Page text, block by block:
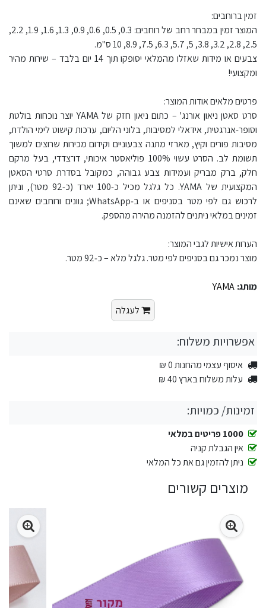
זמין ברוחבים:
המוצר זמין במבחר רחב של רוחבים: 0.3, 0.5, 0.6, 0.9, 1.3, 1.6, 1.9, 2.2,
2.5, 2.8, 3.2, 3.8, 5, 5.7, 6.3, 7.5, 8.9, 10 ס"מ.
צבעים או מידות שאזלו מהמלאי יסופקו תוך 14 יום בלבד – שירות מהיר
ומקצועי!
פרטים מלאים אודות המוצר:
סרט סאטן ניאון אורנג' – כתום ניאון חזק של YAMA יוצר נוכחות בולטת
וסופר‑אנרגטית, אידאלי למסיבות, בלוני הליום, ערכות קישוט לימי הולדת,
מסיבות פורים וקיץ, מארזי מתנה צבעוניים וקידום מכירות שרוצים למשוך
תשומת לב. הסרט עשוי 100% פוליאסטר איכותי, דו־צדדי, בעל מרקם
חלק, ברק מבריק ועמידות צבע גבוהה, כמקובל בסדרת סרטי הסאטן
המקצועית של YAMA. כל גלגל מכיל כ‑100 יארד (כ‑92 מטר), וניתן
לרכוש גם לפי מטר בסניפים או ב‑WhatsApp; גוונים ורוחבים שאינם
זמינים במלאי ניתנים להזמנה מהירה מהספק.​
הערות אישיות לגבי המוצר:
מוצר נמכר גם בסניפים לפי מטר. גלגל מלא – כ‑92 מטר.
מותג: YAMA
לעגלה
אפשרויות משלוח:
איסוף עצמי מהחנות 0 ₪
עלות משלוח בארץ 40 ₪
זמינות/ כמויות:
1000 פריטים במלאי
אין הגבלת קניה
ניתן להזמין גם את כל המלאי
מוצרים קשורים